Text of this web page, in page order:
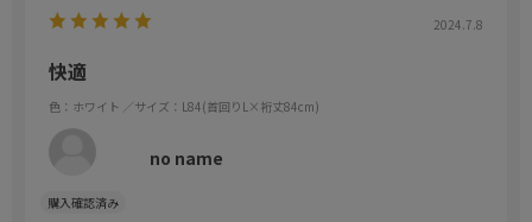
2024.7.8
快適
色：ホワイト ／サイズ：L84(首回りL×裄丈84cm)
no name